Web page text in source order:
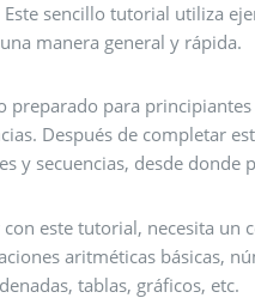
sencillo tutorial utiliza
manera general y rápida.
preparado para
Después de completar
y secuencias, desde donde
este tutorial, necesita un
aritméticas básicas,
tablas, gráficos, etc.